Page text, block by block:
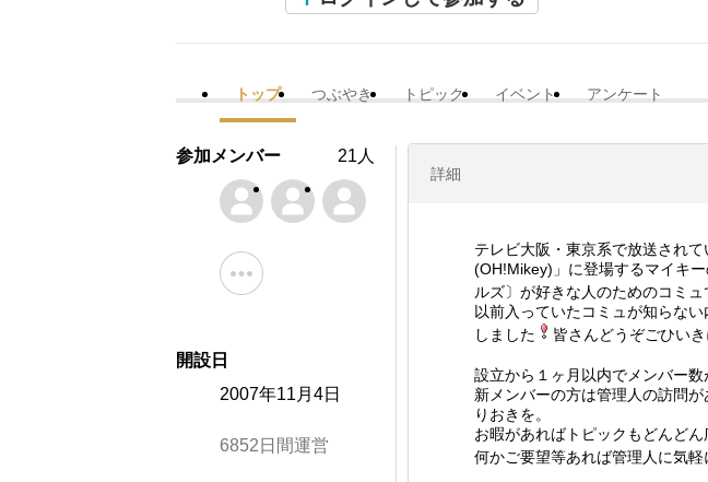
トップ つぶやき トピック イベント アンケート
詳細
テレビ大阪・東京系で放送され
(OH!Mikey)」に登場するマイキ
ルズ〕が好きな人のためのコミュ
以前入っていたコミュが知らな
しました
皆さんどうぞごひい
設立から１ヶ月以内でメンバー
新メンバーの方は管理人の訪問
りおきを。
お暇があればトピックもどんどん
何かご要望等あれば管理人に気
参加メンバー 21人
開設日
2007年11月4日
6852日間運営